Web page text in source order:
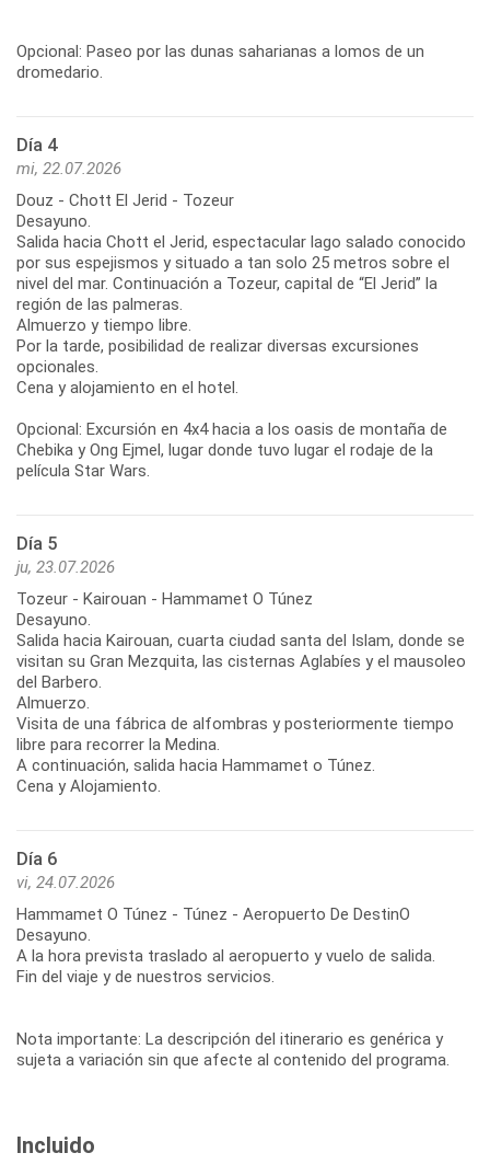
Opcional: Paseo por las dunas saharianas a lomos de un
dromedario.
Día 4
mi, 22.07.2026
Douz - Chott El Jerid - Tozeur
Desayuno.
Salida hacia Chott el Jerid, espectacular lago salado conocido
por sus espejismos y situado a tan solo 25 metros sobre el
nivel del mar. Continuación a Tozeur, capital de “El Jerid” la
región de las palmeras.
Almuerzo y tiempo libre.
Por la tarde, posibilidad de realizar diversas excursiones
opcionales.
Cena y alojamiento en el hotel.
Opcional: Excursión en 4x4 hacia a los oasis de montaña de
Chebika y Ong Ejmel, lugar donde tuvo lugar el rodaje de la
película Star Wars.
Día 5
ju, 23.07.2026
Tozeur - Kairouan - Hammamet O Túnez
Desayuno.
Salida hacia Kairouan, cuarta ciudad santa del Islam, donde se
visitan su Gran Mezquita, las cisternas Aglabíes y el mausoleo
del Barbero.
Almuerzo.
Visita de una fábrica de alfombras y posteriormente tiempo
libre para recorrer la Medina.
A continuación, salida hacia Hammamet o Túnez.
Cena y Alojamiento.
Día 6
vi, 24.07.2026
Hammamet O Túnez - Túnez - Aeropuerto De DestinO
Desayuno.
A la hora prevista traslado al aeropuerto y vuelo de salida.
Fin del viaje y de nuestros servicios.
Nota importante: La descripción del itinerario es genérica y
sujeta a variación sin que afecte al contenido del programa.
Incluido